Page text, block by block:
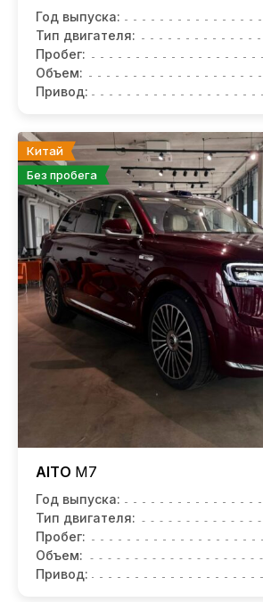
Год выпуска:
Тип двигателя:
Пробег:
Объем:
Привод:
Китай
Без пробега
AITO M7
Год выпуска:
Тип двигателя:
Пробег:
Объем:
Привод: